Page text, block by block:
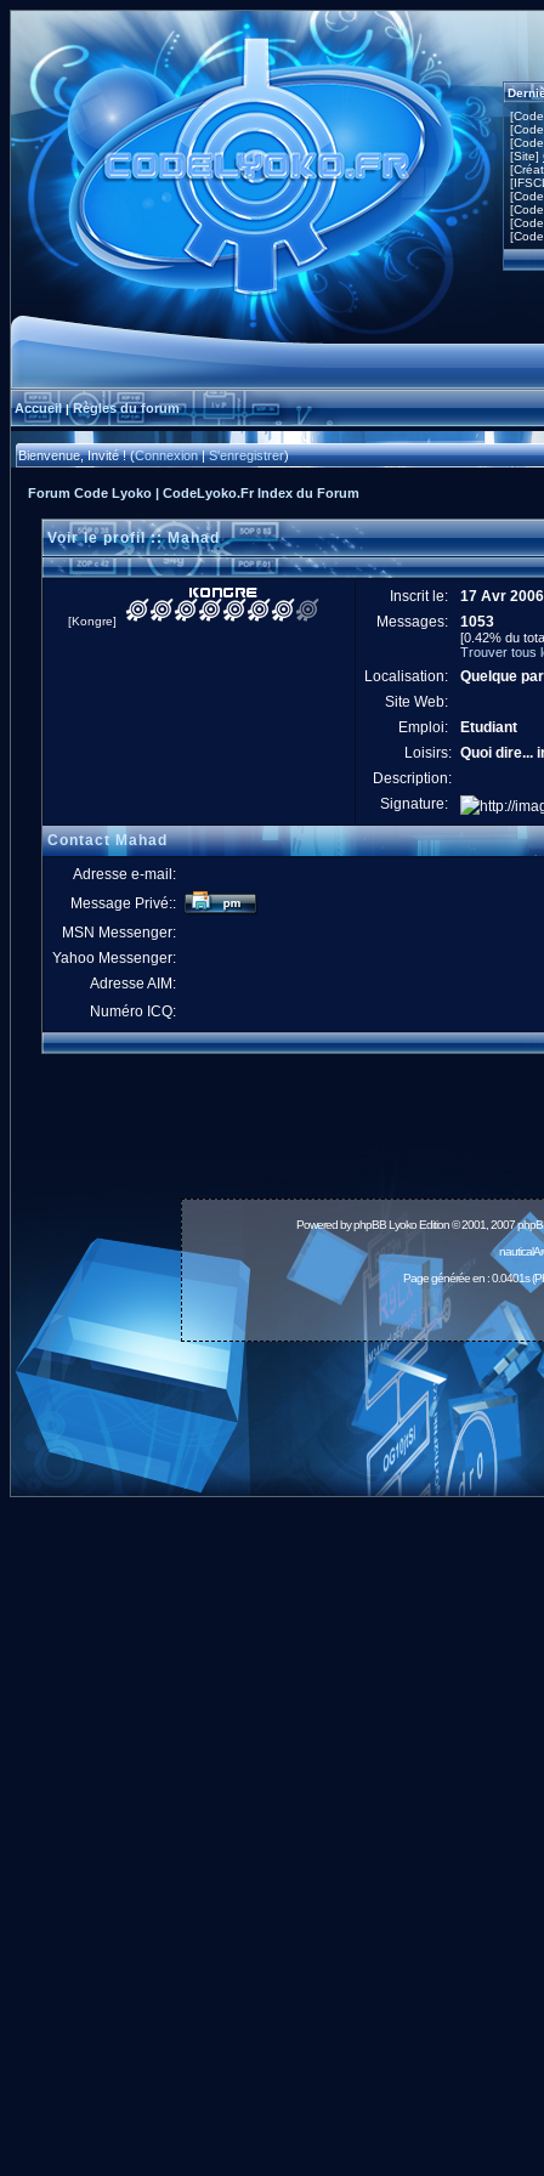
[Site]
Accueil|Règles du forum
Bienvenue, Invité ! (Connexion|S'enregistrer)
Forum Code Lyoko | CodeLyoko.Fr Index du Forum
Voir le profil :: Mahad
[Kongre]
Inscrit le:
17 Avr 2006
Messages:
1053
[0.42% du
Trouver tous
Localisation:
Quelque
Site Web:
Emploi:
Etudiant
Loisirs: Quoi dire...
Description:
Signature:
Contact Mahad
Adresse e-mail:
Message Privé::
MSN Messenger:
Yahoo Messenger:
Adresse AIM:
Numéro ICQ:
Powered byphpBBLyoko Edition © 2001, 2007
Page générée en : 0.0401s